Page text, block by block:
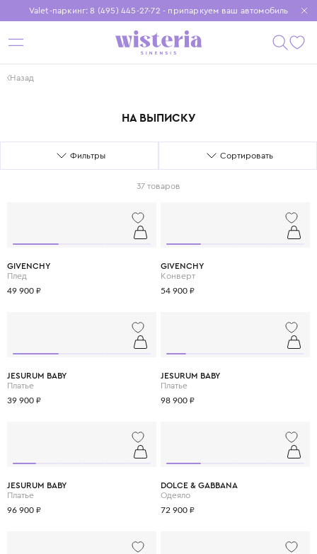
Valet-паркинг: 8 (495) 445-27-72 - припаркуем ваш автомобиль
Бесплатная доставка при заказе от 15 000 ₽
Установите приложение, чтобы покупки были еще удобнее
Назад
НА ВЫПИСКУ
Фильтры Сортировать
37 товаров
GIVENCHY
Плед
49 900 ₽
GIVENCHY
Конверт
54 900 ₽
JESURUM BABY
Платье
39 900 ₽
JESURUM BABY
Платье
98 900 ₽
JESURUM BABY
Платье
96 900 ₽
DOLCE & GABBANA
Одеяло
72 900 ₽